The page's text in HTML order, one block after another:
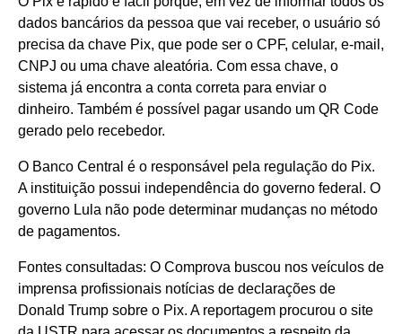
dados bancários da pessoa que vai receber, o usuário só
precisa da chave Pix, que pode ser o CPF, celular, e-mail,
CNPJ ou uma chave aleatória. Com essa chave, o
sistema já encontra a conta correta para enviar o
dinheiro. Também é possível pagar usando um QR Code
gerado pelo recebedor.
O Banco Central é o responsável pela regulação do Pix.
A instituição possui independência do governo federal. O
governo Lula não pode determinar mudanças no método
de pagamentos.
Fontes consultadas: O Comprova buscou nos veículos de
imprensa profissionais notícias de declarações de
Donald Trump sobre o Pix. A reportagem procurou o site